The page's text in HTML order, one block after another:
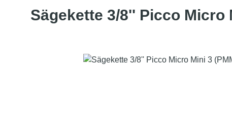
Sägekette 3/8'' Picco Micro
Bildergalerie überspringen